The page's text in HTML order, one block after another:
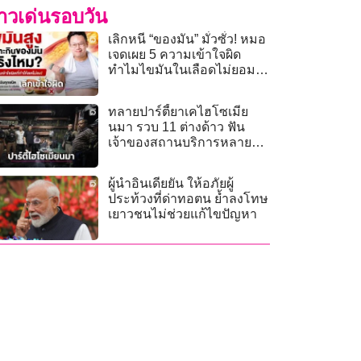
วเด่นรอบวัน
เลิกหนี “ของมัน” มั่วซั่ว! หมอ
เจดเผย 5 ความเข้าใจผิด
ทำไมไขมันในเลือดไม่ยอม
ทลายปาร์ตี้ยาเคไฮโซเมีย
นมา รวบ 11 ต่างด้าว ฟัน
เจ้าของสถานบริการหลาย
ผู้นำอินเดียยัน ให้อภัยผู้
ประท้วงที่ด่าทอตน ย้ำลงโทษ
เยาวชนไม่ช่วยแก้ไขปัญหา